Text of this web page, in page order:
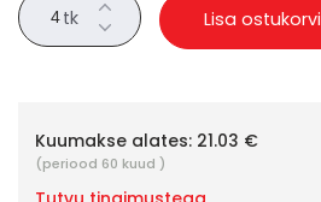
tk Lisa ostukorvi
Kuumakse alates: 21.03 €
(periood 60 kuud )